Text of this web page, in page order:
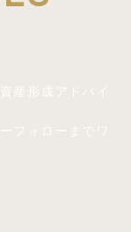
産形成アドバイ
フォローまでワ